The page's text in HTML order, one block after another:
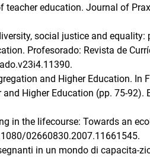
education. Journal of
social justice and equality:
Profesorado: Revista de
and Higher Education. In
Higher Education (pp. 75-92).
in the lifecourse: Towards an
02660830.2007.11661545.
in un mondo di capacita-